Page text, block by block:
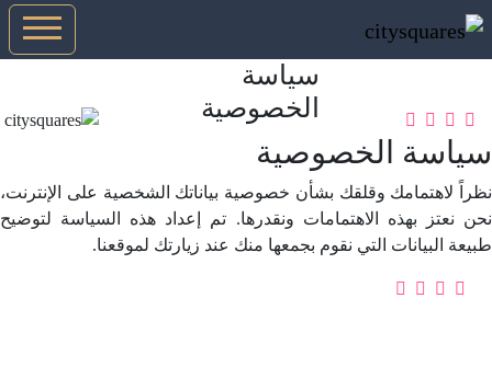
سياسة
الخصوصية
سياسة الخصوصية
نظراً لاهتمامك وقلقك بشأن خصوصية بياناتك الشخصية على الإنترنت،
نحن نعتز بهذه الاهتمامات ونقدرها. تم إعداد هذه السياسة لتوضيح
طبيعة البيانات التي نقوم بجمعها منك عند زيارتك لموقعنا.